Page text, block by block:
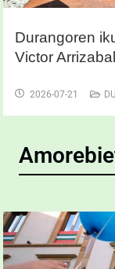
Durangoren
Victor
2026-07-21